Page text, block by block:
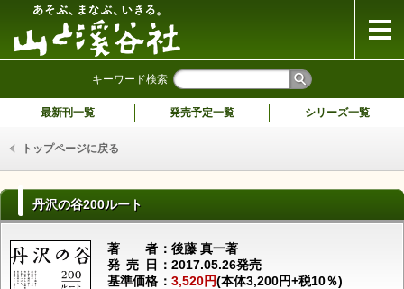
キーワード検索
最新刊一覧 発売予定一覧 シリーズ一覧
トップページに戻る
丹沢の谷200ルート
著者後藤 真一著
発売日 2017.05.26発売
基準価格
3,520円(本体3,200円+税10％)